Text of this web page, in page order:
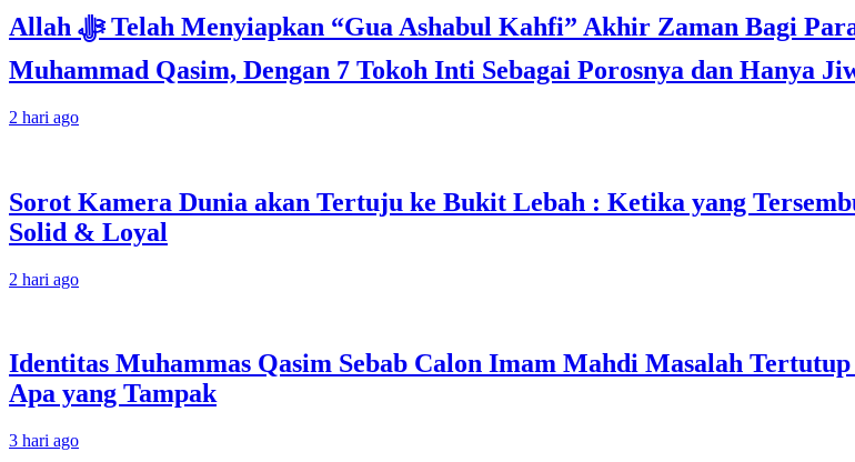
Allah ﷻ Telah Menyiapkan “Gua Ashabul Kahfi” Akhir Zaman Bagi Para Helper Muhammad Qasim, Kuncinya di Tangan
Muhammad Qasim, Dengan 7 Tokoh Inti Sebagai Porosnya dan Hanya
2 hari ago
Sorot Kamera Dunia akan Tertuju ke Bukit Lebah : Ketika yang
Solid & Loyal
2 hari ago
Identitas Muhammas Qasim Sebab Calon Imam Mahdi Masalah
Apa yang Tampak
3 hari ago